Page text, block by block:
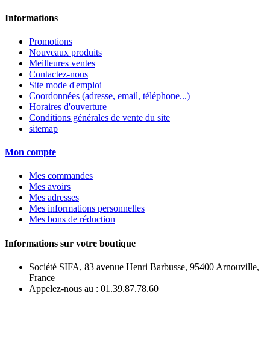
Informations
Promotions
Nouveaux produits
Meilleures ventes
Contactez-nous
Site mode d'emploi
Coordonnées (adresse, email, téléphone...)
Horaires d'ouverture
Conditions générales de vente du site
sitemap
Mon compte
Mes commandes
Mes avoirs
Mes adresses
Mes informations personnelles
Mes bons de réduction
Informations sur votre boutique
Société SIFA, 83 avenue Henri Barbusse, 95400 Arnouville,
France
Appelez-nous au : 01.39.87.78.60